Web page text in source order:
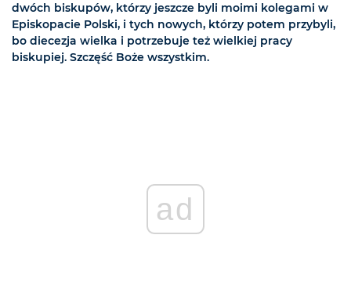
dwóch biskupów, którzy jeszcze byli moimi kolegami w
Episkopacie Polski, i tych nowych, którzy potem przybyli,
bo diecezja wielka i potrzebuje też wielkiej pracy
biskupiej. Szczęść Boże wszystkim.
ad